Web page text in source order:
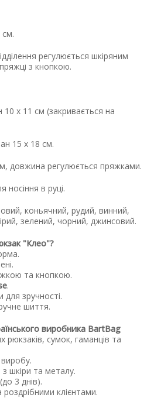
см.
регулюється шкіряним
з кнопкою.
10 х 11 см (закривається на
15 х 18 см.
довжина регулюється пряжками.
носіння в руці.
коньячний, рудий, винний,
зелений, чорний, джинсовий.
"Клео"?
та кнопкою.
.
для зручності.
шиття.
виробника BartBag
рюкзаків, сумок, гаманців та
шкіри та металу.
3 днів).
клієнтами.